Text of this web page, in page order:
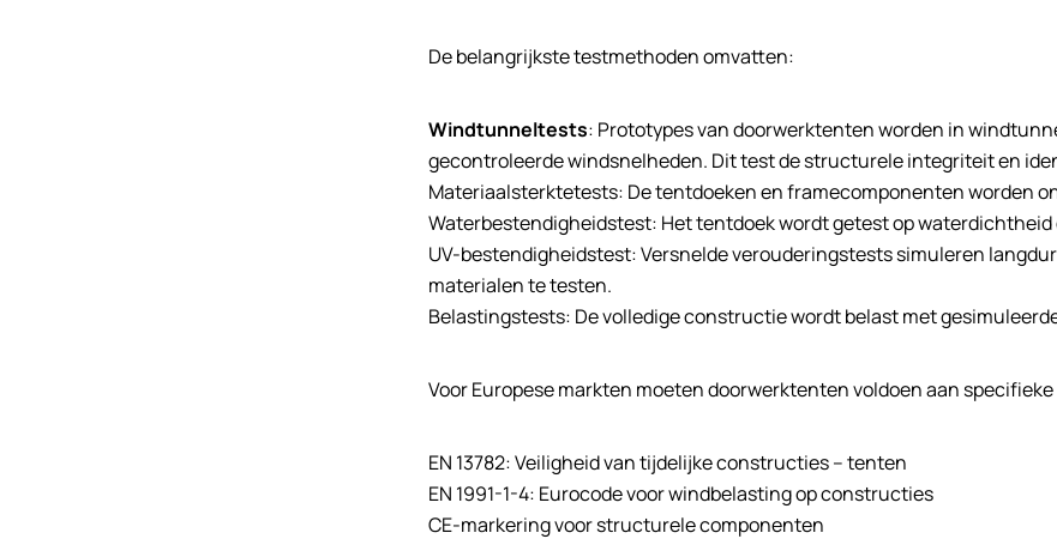
De belangrijkste testmethoden omvatten:
Windtunneltests: Prototypes van doorwerktenten worden in
gecontroleerde windsnelheden. Dit test de structurele integriteit en
Materiaalsterktetests: De tentdoeken en framecomponenten worden
Waterbestendigheidstest: Het tentdoek wordt getest op
UV-bestendigheidstest: Versnelde verouderingstests simuleren
materialen te testen.
Belastingstests: De volledige constructie wordt belast met
Voor Europese markten moeten doorwerktenten voldoen aan
EN 13782: Veiligheid van tijdelijke constructies – tenten
EN 1991-1-4: Eurocode voor windbelasting op constructies
CE-markering voor structurele componenten